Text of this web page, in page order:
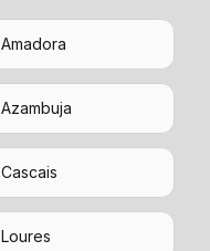
Amadora
Azambuja
Cascais
Loures